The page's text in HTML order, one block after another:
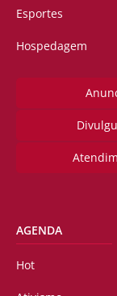
Esportes
Hospedagem
AGENDA
Hot